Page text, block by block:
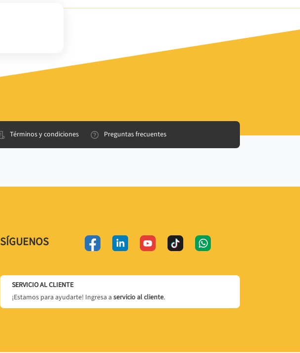
Términos y condiciones Preguntas frecuentes
SÍGUENOS
SERVICIO AL CLIENTE
¡Estamos para ayudarte! Ingresa a servicio al cliente.